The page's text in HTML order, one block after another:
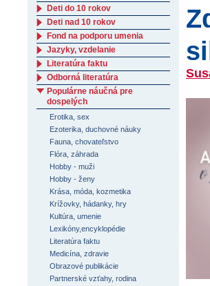
Deti do 10 rokov
Deti nad 10 rokov
Fond na podporu umenia
Jazyky, vzdelanie
Literatúra faktu
Odborná literatúra
Populárne náučná pre
dospelých
Erotika, sex
Ezoterika, duchovné náuky
Fauna, chovateľstvo
Flóra, záhrada
Hobby - muži
Hobby - ženy
Krása, móda, kozmetika
Krížovky, hádanky, hry
Kultúra, umenie
Lexikóny,encyklopédie
Literatúra faktu
Medicína, zdravie
Obrazové publikácie
Partnerské vzťahy, rodina